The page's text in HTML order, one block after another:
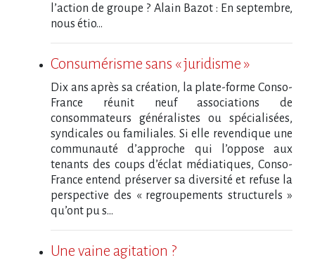
l’action de groupe ? Alain Bazot : En septembre,
nous étio...
Consumérisme sans « juridisme »
Dix ans après sa création, la plate-forme Conso-
France réunit neuf associations de
consommateurs généralistes ou spécialisées,
syndicales ou familiales. Si elle revendique une
communauté d’approche qui l’oppose aux
tenants des coups d’éclat médiatiques, Conso-
France entend préserver sa diversité et refuse la
perspective des « regroupements structurels »
qu’ont pu s...
Une vaine agitation ?